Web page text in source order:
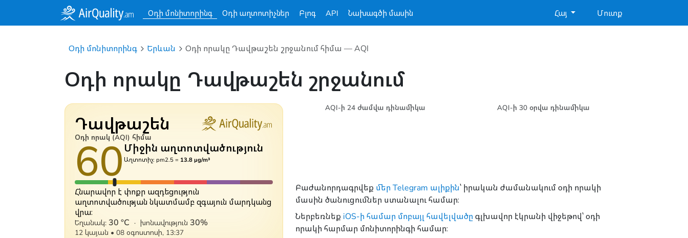
Օդի մոնիտորինգ Օդի աղտոտիչներ Բլոգ API Նախագծի մասին Հայ Մուտք
Օդի մոնիտորինգ Երևան Օդի որակը Դավթաշեն շրջանում հիմա — AQI
Օդի որակը Դավթաշեն շրջանում
Դավթաշեն
Օդի որակ (AQI) հիմա
60Միջին աղտոտվածություն
Աղտոտիչ: pm2.5 = 13.8 µg/m³
Հնարավոր է փոքր ազդեցություն
աղտոտվածության նկատմամբ զգայուն մարդկանց
վրա։
Եղանակ: 30 °C · խոնավություն 30%
12 կայան •08 օգոստոսի, 13:37
AQI-ի 24 ժամվա դինամիկա AQI-ի 30 օրվա դինամիկա
Բաժանորդագրվեք մեր Telegram ալիքին՝ իրական ժամանակում օդի որակի
մասին ծանուցումներ ստանալու համար։
Ներբեռնեք iOS-ի համար մոբայլ հավելվածըգլխավոր էկրանի վիջեթով՝ օդի
որակի հարմար մոնիտորինգի համար։